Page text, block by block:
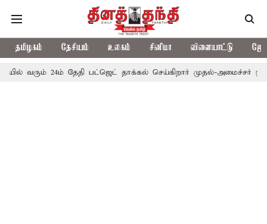
தமிழகம் தேசியம் உலகம் சினிமா விளையாட்டு
24ம் தேதி பட்ஜெட் தாக்கல் செய்கிறார் முதல்-அமைச்சர் ரங்கசாமி